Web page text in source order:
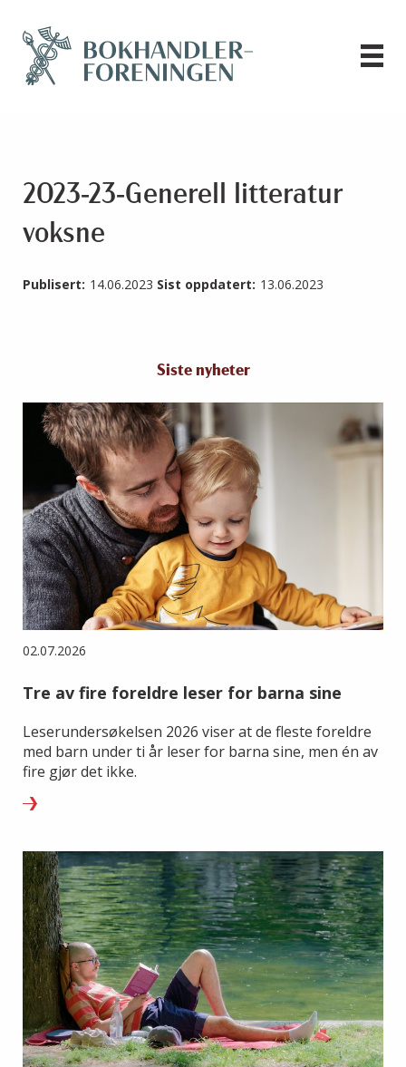
2023-23-Generell litteratur
voksne
Publisert: 14.06.2023 Sist oppdatert: 13.06.2023
Siste nyheter
02.07.2026
Tre av fire foreldre leser for barna sine
Leserundersøkelsen 2026 viser at de fleste foreldre
med barn under ti år leser for barna sine, men én av
fire gjør det ikke.